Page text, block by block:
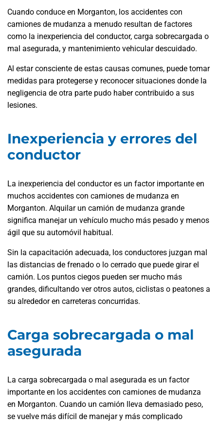
Cuando conduce en Morganton, los accidentes con
camiones de mudanza a menudo resultan de factores
como la inexperiencia del conductor, carga sobrecargada o
mal asegurada, y mantenimiento vehicular descuidado.
Al estar consciente de estas causas comunes, puede tomar
medidas para protegerse y reconocer situaciones donde la
negligencia de otra parte pudo haber contribuido a sus
lesiones.
Inexperiencia y errores del
conductor
La inexperiencia del conductor es un factor importante en
muchos accidentes con camiones de mudanza en
Morganton. Alquilar un camión de mudanza grande
significa manejar un vehículo mucho más pesado y menos
ágil que su automóvil habitual.
Sin la capacitación adecuada, los conductores juzgan mal
las distancias de frenado o lo cerrado que puede girar el
camión. Los puntos ciegos pueden ser mucho más
grandes, dificultando ver otros autos, ciclistas o peatones a
su alrededor en carreteras concurridas.
Carga sobrecargada o mal
asegurada
La carga sobrecargada o mal asegurada es un factor
importante en los accidentes con camiones de mudanza
en Morganton. Cuando un camión lleva demasiado peso,
se vuelve más difícil de manejar y más complicado